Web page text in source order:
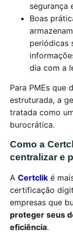
segurança
Boas
periódicas
dia com a
Para PMEs que
estruturada, a
tratada como
burocrática.
Como a
centralizar e
A Certclik é
certificação
empresas que
proteger seus
eficiência.